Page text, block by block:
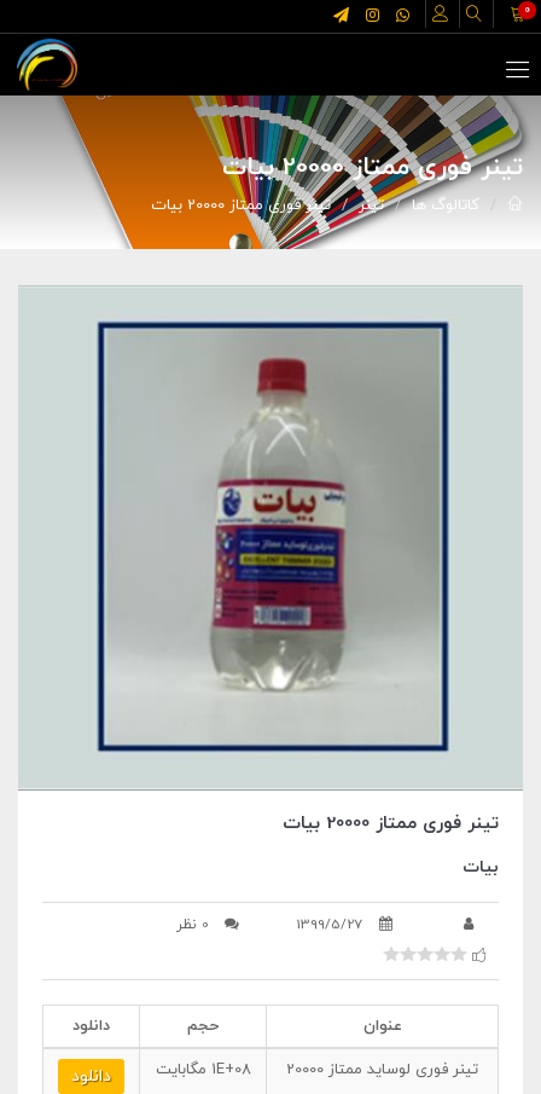
0
تینر فوری ممتاز 20000 بیات
کاتالوگ ها تینر تینر فوری ممتاز 20000 بیات
تینر فوری ممتاز 20000 بیات
بیات
1399/5/27 0 نظر
عنوان حجم
دانلود
تینر فوری لوساید ممتاز 20000
1E+08 مگابایت دانلود